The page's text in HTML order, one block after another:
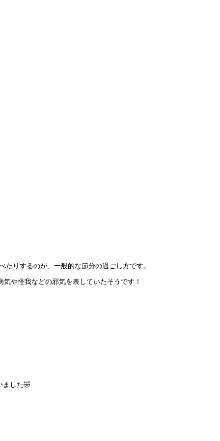
りするのが、一般的な節分の過ごし方です。
気や怪我などの邪気を表していたそうです！
ました🤣